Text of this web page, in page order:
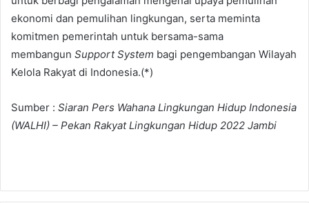
ekonomi dan pemulihan lingkungan, serta meminta
komitmen pemerintah untuk bersama-sama
membangun Support System bagi pengembangan Wilayah
Kelola Rakyat di Indonesia.(*)
Sumber : Siaran Pers Wahana Lingkungan Hidup Indonesia
(WALHI) – Pekan Rakyat Lingkungan Hidup 2022 Jambi